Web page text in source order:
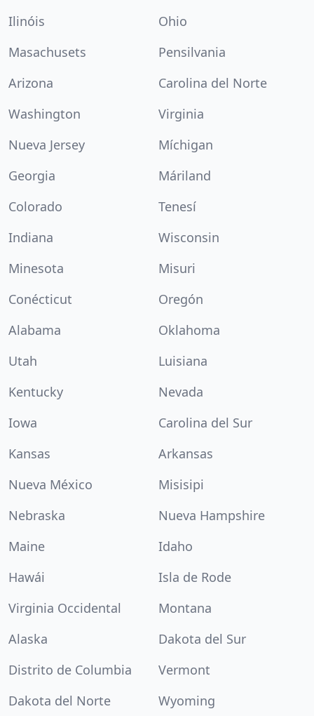
Ilinóis
Ohio
Masachusets
Pensilvania
Arizona
Carolina del Norte
Washington
Virginia
Nueva Jersey
Míchigan
Georgia
Máriland
Colorado
Tenesí
Indiana
Wisconsin
Minesota
Misuri
Conécticut
Oregón
Alabama
Oklahoma
Utah
Luisiana
Kentucky
Nevada
Iowa
Carolina del Sur
Kansas
Arkansas
Nueva México
Misisipi
Nebraska
Nueva Hampshire
Maine
Idaho
Hawái
Isla de Rode
Virginia Occidental
Montana
Alaska
Dakota del Sur
Distrito de Columbia
Vermont
Dakota del Norte
Wyoming